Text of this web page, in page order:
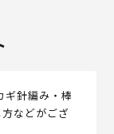
ギ針編み・棒
などがござ